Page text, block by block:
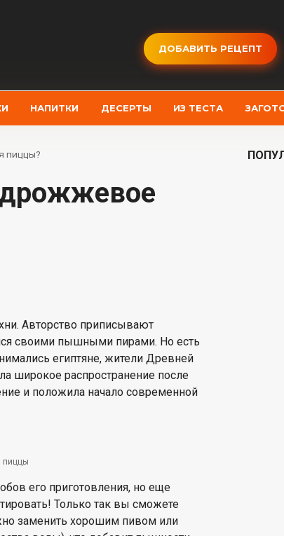
ДОБАВИТЬ РЕЦЕПТ
НАПИТКИ ДЕСЕРТЫ ИЗ ТЕСТА
пиццы?
Авторство приписывают
своими пышными пирами. Но есть
египтяне, жители Древней
широкое распространение после
и положила начало современной
пиццы
его приготовления, но еще
Только так вы сможете
заменить хорошим пивом или